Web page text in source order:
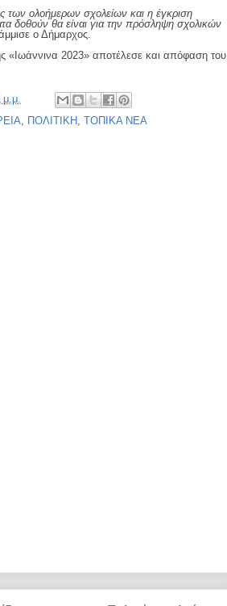
των ολοήμερων σχολείων και η έγκριση
δοθούν θα είναι για την πρόσληψη σχολικών
ο Δήμαρχος.
2023» αποτέλεσε και απόφαση του
μ.μ.
, ΠΟΛΙΤΙΚΗ , ΤΟΠΙΚΑ ΝΕΑ